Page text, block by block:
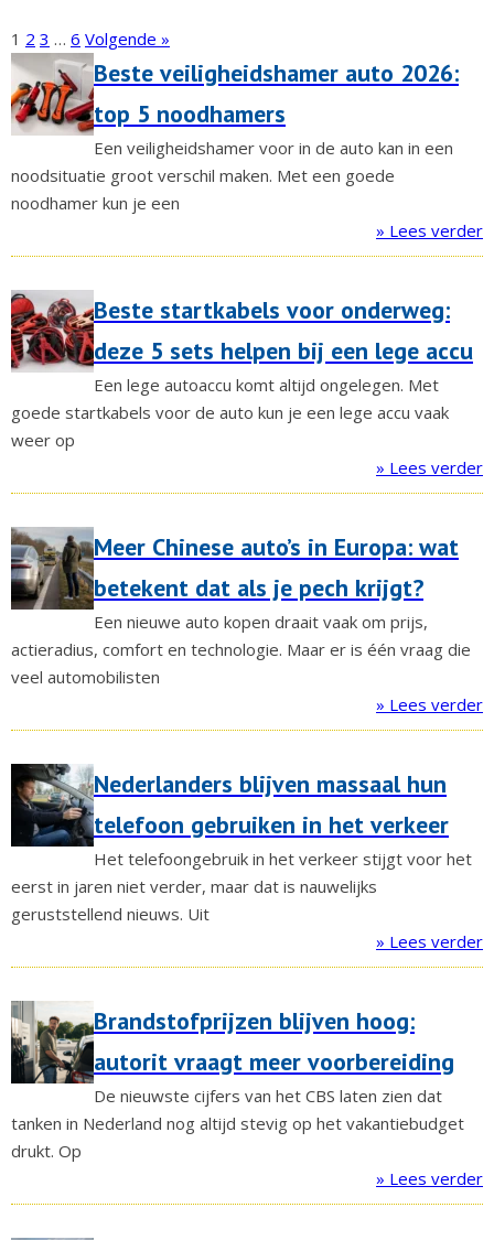
1 2 3 … 6 Volgende »
Beste veiligheidshamer auto 2026:
top 5 noodhamers
Een veiligheidshamer voor in de auto kan in een
noodsituatie groot verschil maken. Met een goede
noodhamer kun je een
» Lees verder
Beste startkabels voor onderweg:
deze 5 sets helpen bij een lege accu
Een lege autoaccu komt altijd ongelegen. Met
goede startkabels voor de auto kun je een lege accu vaak
weer op
» Lees verder
Meer Chinese auto’s in Europa: wat
betekent dat als je pech krijgt?
Een nieuwe auto kopen draait vaak om prijs,
actieradius, comfort en technologie. Maar er is één vraag die
veel automobilisten
» Lees verder
Nederlanders blijven massaal hun
telefoon gebruiken in het verkeer
Het telefoongebruik in het verkeer stijgt voor het
eerst in jaren niet verder, maar dat is nauwelijks
geruststellend nieuws. Uit
» Lees verder
Brandstofprijzen blijven hoog:
autorit vraagt meer voorbereiding
De nieuwste cijfers van het CBS laten zien dat
tanken in Nederland nog altijd stevig op het vakantiebudget
drukt. Op
» Lees verder